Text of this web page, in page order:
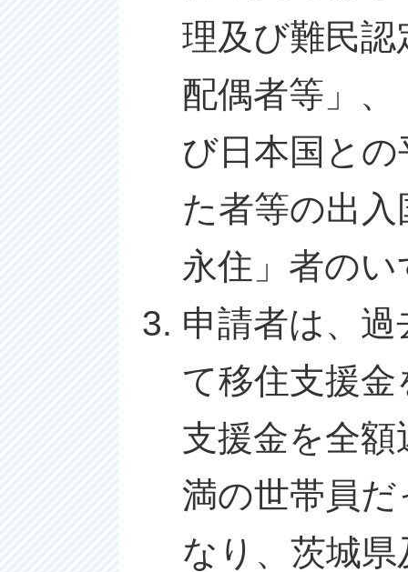
理及び難民
配偶者等」
び日本国と
た者等の出
永住」者の
申請者は、
て移住支援
支援金を全
満の世帯員
なり、茨城